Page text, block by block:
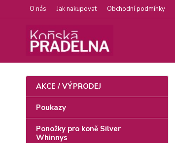
O nás Jak nakupovat Obchodní podmínky
AKCE / VÝPRODEJ
Poukazy
Ponožky pro koně Silver
Whinnys